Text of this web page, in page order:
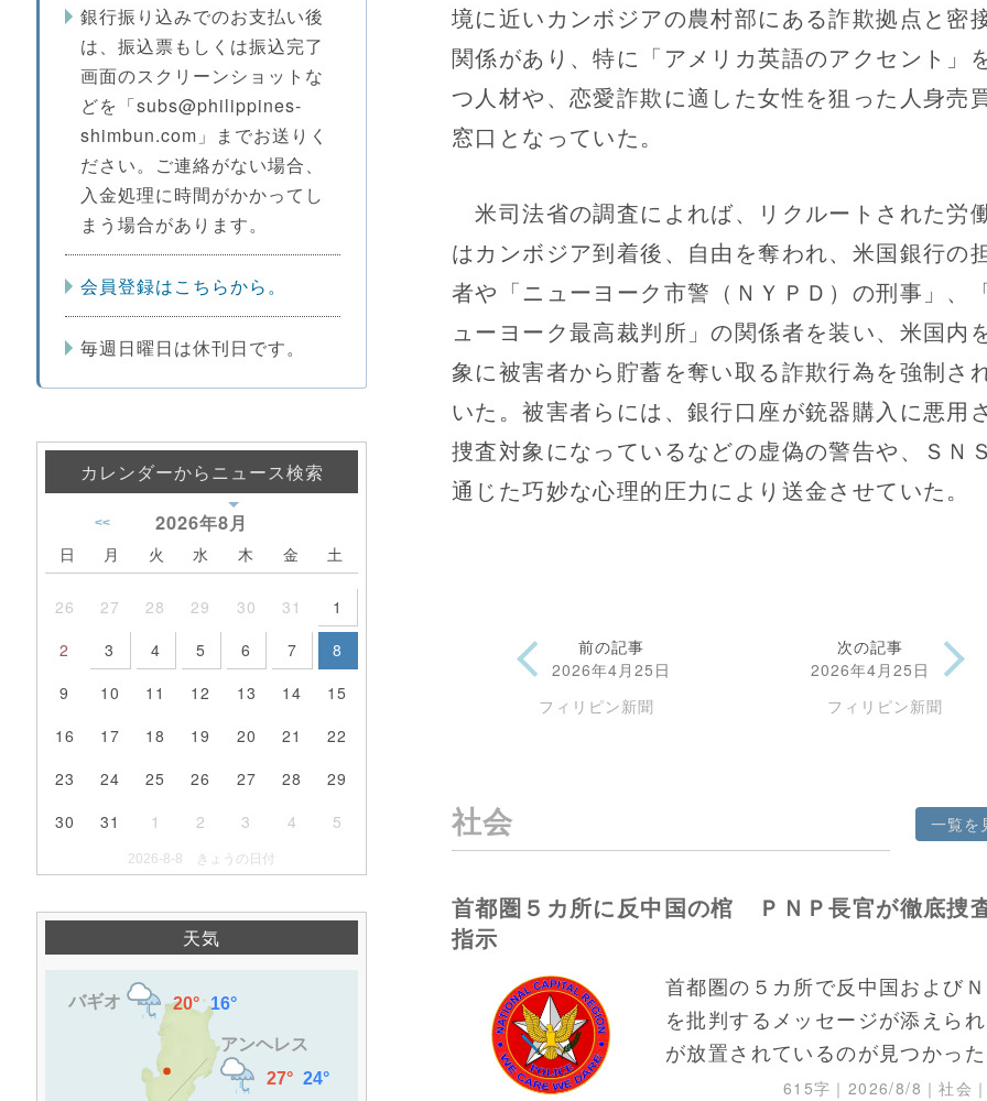
銀行振り込みでのお支払い後
は、振込票もしくは振込完了
画面のスクリーンショットな
どを「subs@philippines-
shimbun.com」までお送りく
ださい。ご連絡がない場合、
入金処理に時間がかかってし
まう場合があります。
会員登録はこちらから。
毎週日曜日は休刊日です。
カレンダーからニュース検索
2026年8月
<<
日 月 火 水 木 金 土
26 27 28 29 30 31
1
2
3 4 5 6 7
8
9
10 11 12 13 14
15
16
17 18 19 20 21
22
23
24 25 26 27 28
29
30
31 1 2 3 4 5
2026-8-8 きょうの日付
天気
境に近いカンボジアの農村部にある詐欺拠点と密
関係があり、特に「アメリカ英語のアクセント」
つ人材や、恋愛詐欺に適した女性を狙った人身売
窓口となっていた。
米司法省の調査によれば、リクルートされた労
はカンボジア到着後、自由を奪われ、米国銀行の
者や「ニューヨーク市警（ＮＹＰＤ）の刑事」、
ューヨーク最高裁判所」の関係者を装い、米国内
象に被害者から貯蓄を奪い取る詐欺行為を強制さ
いた。被害者らには、銀行口座が銃器購入に悪用
捜査対象になっているなどの虚偽の警告や、ＳＮ
通じた巧妙な心理的圧力により送金させていた。
前の記事
2026年4月25日
フィリピン新聞
次の記事
2026年4月25日
フィリピン新聞
社会 一覧を
首都圏５カ所に反中国の棺 ＰＮＰ長官が徹底捜
指示
首都圏の５カ所で反中国およびＮ
を批判するメッセージが添えら
が放置されているのが見つかった
615字｜ 2026/8/8 ｜社会｜